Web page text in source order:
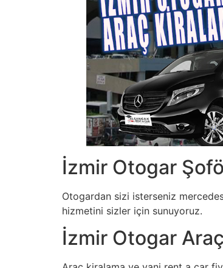
İzmir Otogar
Otogardan sizi isterseniz
hizmetini sizler için sunuyoruz.
İzmir Otogar